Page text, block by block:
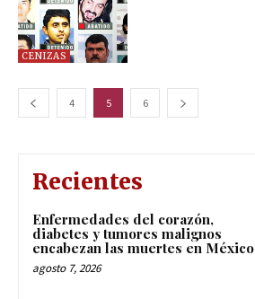
CENIZAS
4 5 6
Recientes
Enfermedades del corazón,
diabetes y tumores malignos
encabezan las muertes en México
agosto 7, 2026